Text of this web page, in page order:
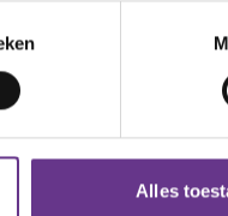
Alles
Hoe
De
2, 3,